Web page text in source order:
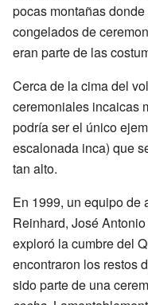
pocas montañas
congelados de
eran parte de las
Cerca de la cima del
ceremoniales incaicas
podría ser el único
escalonada inca) que
tan alto.
En 1999, un equipo de
Reinhard, José
exploró la cumbre del
encontraron los restos
sido parte de una